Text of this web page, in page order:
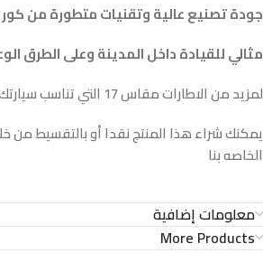
جودة تصنيع عالية وتقنيات متطورة من
مثالي للقيادة داخل المدينة وعلى الطرق
لمزيد من الاطارات مقاس 17 التي تناسب سيارتك
يمكنك شراء هذا المنتج نقدا أو بالتقسيط من
الخاصه بنا
معلومات إضافية
More Products